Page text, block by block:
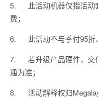
5. 此活动机器仅指活
费；
6. 此活动不与季付95折
7. 若升级产品硬件，
通为准；
8. 活动解释权归